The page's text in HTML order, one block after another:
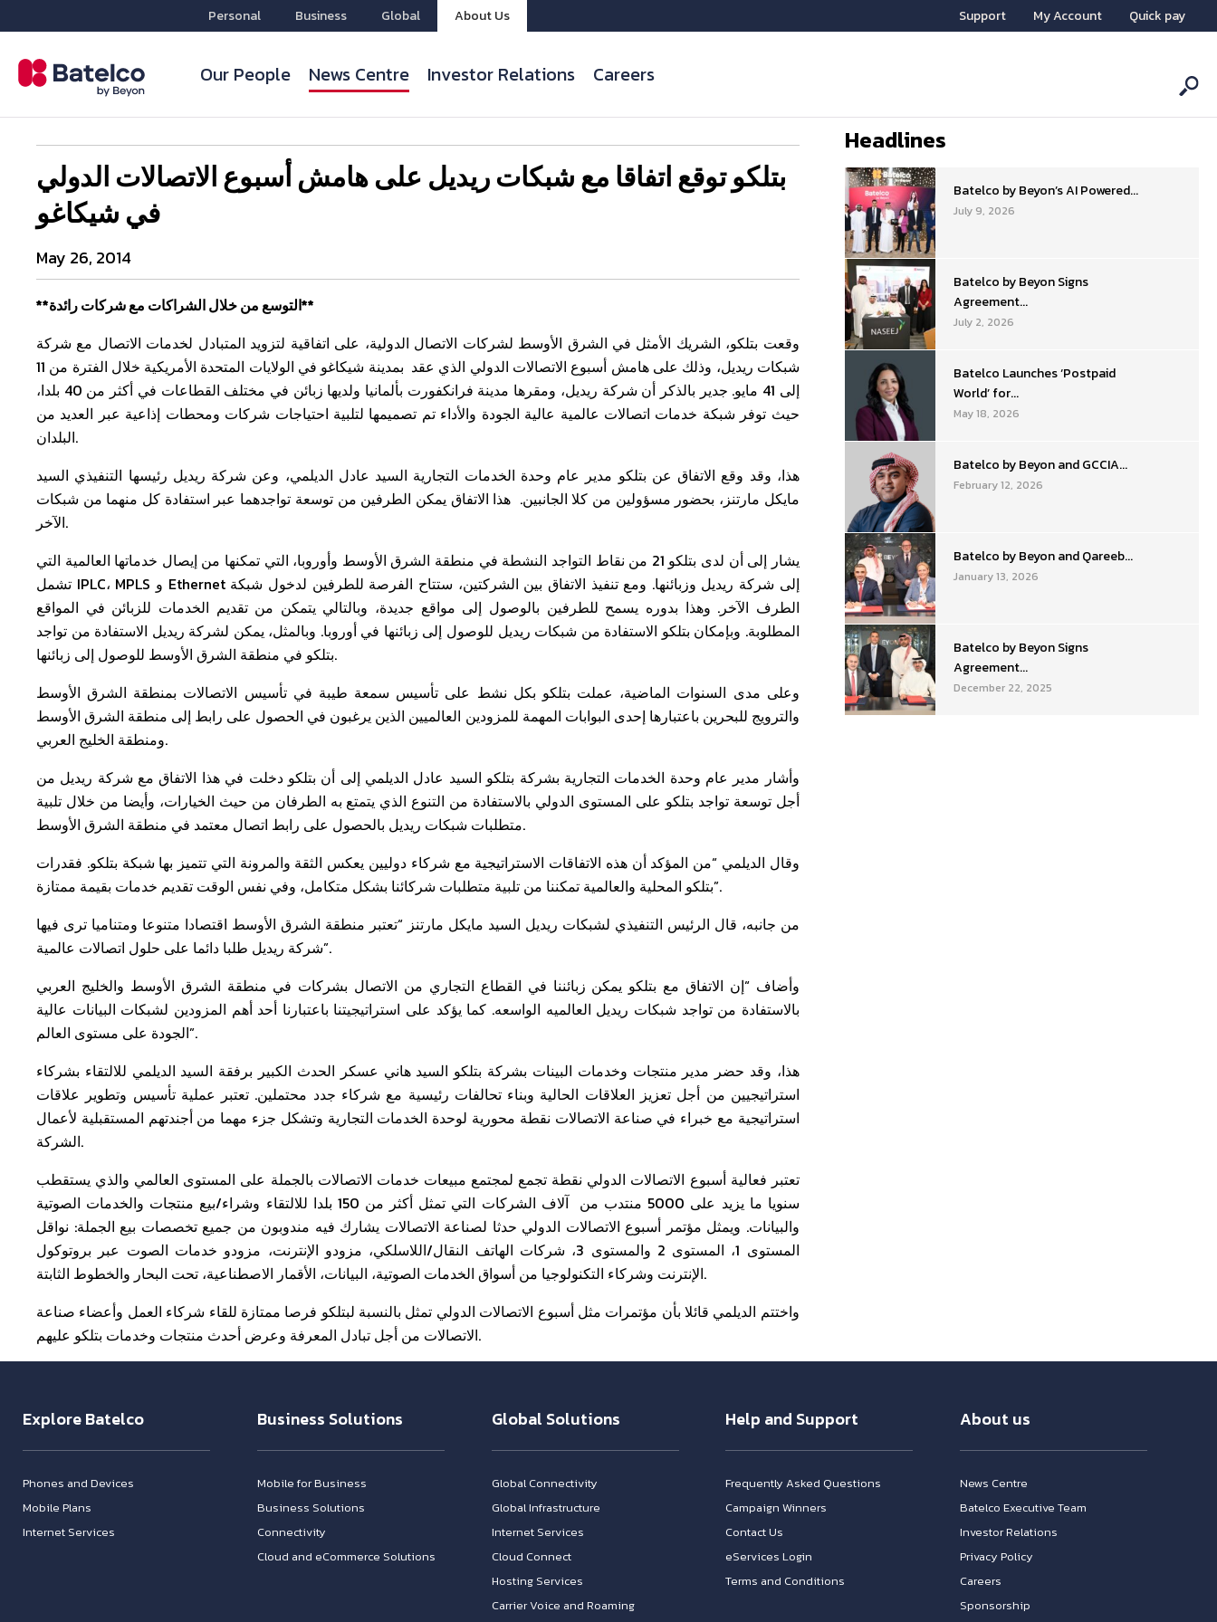
Support My Account Quick pay
Personal Business Global About Us
Our People News Centre Investor Relations Careers
بتلكو توقع اتفاقا مع شبكات ريديل على هامش أسبوع الاتصالات الدولي
في شيكاغو
May 26, 2014
**التوسع من خلال الشراكات مع شركات رائدة**
وقعت بتلكو، الشريك الأمثل في الشرق الأوسط لشركات الاتصال الدولية، على اتفاقية لتزويد المتبادل لخدمات الاتصال مع شركة
شبكات ريديل، وذلك على هامش أسبوع الاتصالات الدولي الذي عقد بمدينة شيكاغو في الولايات المتحدة الأمريكية خلال الفترة من 11
إلى 41 مايو. جدير بالذكر أن شركة ريديل، ومقرها مدينة فرانكفورت بألمانيا ولديها زبائن في مختلف القطاعات في أكثر من 40 بلدا،
حيث توفر شبكة خدمات اتصالات عالمية عالية الجودة والأداء تم تصميمها لتلبية احتياجات شركات ومحطات إذاعية عبر العديد من
البلدان.
هذا، وقد وقع الاتفاق عن بتلكو مدير عام وحدة الخدمات التجارية السيد عادل الديلمي، وعن شركة ريديل رئيسها التنفيذي السيد
مايكل مارتنز، بحضور مسؤولين من كلا الجانبين. هذا الاتفاق يمكن الطرفين من توسعة تواجدهما عبر استفادة كل منهما من شبكات
الآخر.
يشار إلى أن لدى بتلكو 21 من نقاط التواجد النشطة في منطقة الشرق الأوسط وأوروبا، التي تمكنها من إيصال خدماتها العالمية التي
تشمل IPLC، MPLS و Ethernet إلى شركة ريديل وزبائنها. ومع تنفيذ الاتفاق بين الشركتين، ستتاح الفرصة للطرفين لدخول شبكة
الطرف الآخر. وهذا بدوره يسمح للطرفين بالوصول إلى مواقع جديدة، وبالتالي يتمكن من تقديم الخدمات للزبائن في المواقع
المطلوبة. وبإمكان بتلكو الاستفادة من شبكات ريديل للوصول إلى زبائنها في أوروبا. وبالمثل، يمكن لشركة ريديل الاستفادة من تواجد
بتلكو في منطقة الشرق الأوسط للوصول إلى زبائنها.
وعلى مدى السنوات الماضية، عملت بتلكو بكل نشط على تأسيس سمعة طيبة في تأسيس الاتصالات بمنطقة الشرق الأوسط
والترويج للبحرين باعتبارها إحدى البوابات المهمة للمزودين العالميين الذين يرغبون في الحصول على رابط إلى منطقة الشرق الأوسط
ومنطقة الخليج العربي.
وأشار مدير عام وحدة الخدمات التجارية بشركة بتلكو السيد عادل الديلمي إلى أن بتلكو دخلت في هذا الاتفاق مع شركة ريديل من
أجل توسعة تواجد بتلكو على المستوى الدولي بالاستفادة من التنوع الذي يتمتع به الطرفان من حيث الخيارات، وأيضا من خلال تلبية
متطلبات شبكات ريديل بالحصول على رابط اتصال معتمد في منطقة الشرق الأوسط.
وقال الديلمي “من المؤكد أن هذه الاتفاقات الاستراتيجية مع شركاء دوليين يعكس الثقة والمرونة التي تتميز بها شبكة بتلكو. فقدرات
بتلكو المحلية والعالمية تمكننا من تلبية متطلبات شركائنا بشكل متكامل، وفي نفس الوقت تقديم خدمات بقيمة ممتازة”.
من جانبه، قال الرئيس التنفيذي لشبكات ريديل السيد مايكل مارتنز “تعتبر منطقة الشرق الأوسط اقتصادا متنوعا ومتناميا ترى فيها
شركة ريديل طلبا دائما على حلول اتصالات عالمية”.
وأضاف “إن الاتفاق مع بتلكو يمكن زبائننا في القطاع التجاري من الاتصال بشركات في منطقة الشرق الأوسط والخليج العربي
بالاستفادة من تواجد شبكات ريديل العالميه الواسعه. كما يؤكد على استراتيجيتنا باعتبارنا أحد أهم المزودين لشبكات البيانات عالية
الجودة على مستوى العالم”.
هذا، وقد حضر مدير منتجات وخدمات البينات بشركة بتلكو السيد هاني عسكر الحدث الكبير برفقة السيد الديلمي للالتقاء بشركاء
استراتيجيين من أجل تعزيز العلاقات الحالية وبناء تحالفات رئيسية مع شركاء جدد محتملين. تعتبر عملية تأسيس وتطوير علاقات
استراتيجية مع خبراء في صناعة الاتصالات نقطة محورية لوحدة الخدمات التجارية وتشكل جزء مهما من أجندتهم المستقبلية لأعمال
الشركة.
تعتبر فعالية أسبوع الاتصالات الدولي نقطة تجمع لمجتمع مبيعات خدمات الاتصالات بالجملة على المستوى العالمي والذي يستقطب
سنويا ما يزيد على 5000 منتدب من آلاف الشركات التي تمثل أكثر من 150 بلدا للالتقاء وشراء/بيع منتجات والخدمات الصوتية
والبيانات. ويمثل مؤتمر أسبوع الاتصالات الدولي حدثا لصناعة الاتصالات يشارك فيه مندوبون من جميع تخصصات بيع الجملة: نواقل
المستوى 1، المستوى 2 والمستوى 3، شركات الهاتف النقال/اللاسلكي، مزودو الإنترنت، مزودو خدمات الصوت عبر بروتوكول
الإنترنت وشركاء التكنولوجيا من أسواق الخدمات الصوتية، البيانات، الأقمار الاصطناعية، تحت البحار والخطوط الثابتة.
واختتم الديلمي قائلا بأن مؤتمرات مثل أسبوع الاتصالات الدولي تمثل بالنسبة لبتلكو فرصا ممتازة للقاء شركاء العمل وأعضاء صناعة
الاتصالات من أجل تبادل المعرفة وعرض أحدث منتجات وخدمات بتلكو عليهم.
Headlines
Batelco by Beyon’s AI Powered...
July 9, 2026
Batelco by Beyon Signs
Agreement...
July 2, 2026
Batelco Launches ‘Postpaid
World’ for...
May 18, 2026
Batelco by Beyon and GCCIA...
February 12, 2026
Batelco by Beyon and Qareeb...
January 13, 2026
Batelco by Beyon Signs
Agreement...
December 22, 2025
Explore Batelco
Phones and Devices
Mobile Plans
Internet Services
Business Solutions
Mobile for Business
Business Solutions
Connectivity
Cloud and eCommerce Solutions
Global Solutions
Global Connectivity
Global Infrastructure
Internet Services
Cloud Connect
Hosting Services
Carrier Voice and Roaming
Help and Support
Frequently Asked Questions
Campaign Winners
Contact Us
eServices Login
Terms and Conditions
About us
News Centre
Batelco Executive Team
Investor Relations
Privacy Policy
Careers
Sponsorship